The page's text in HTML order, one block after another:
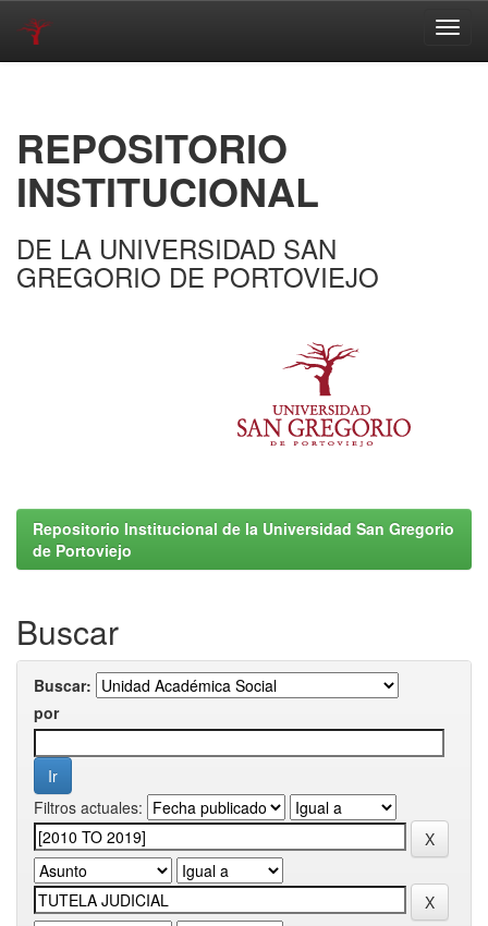
REPOSITORIO
INSTITUCIONAL
DE LA UNIVERSIDAD SAN
GREGORIO DE PORTOVIEJO
Repositorio Institucional de la Universidad San Gregorio
de Portoviejo
Buscar
Buscar:
por
Filtros actuales: